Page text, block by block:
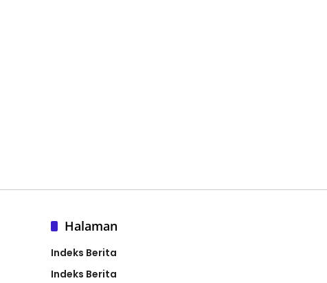
Halaman
Indeks Berita
Indeks Berita